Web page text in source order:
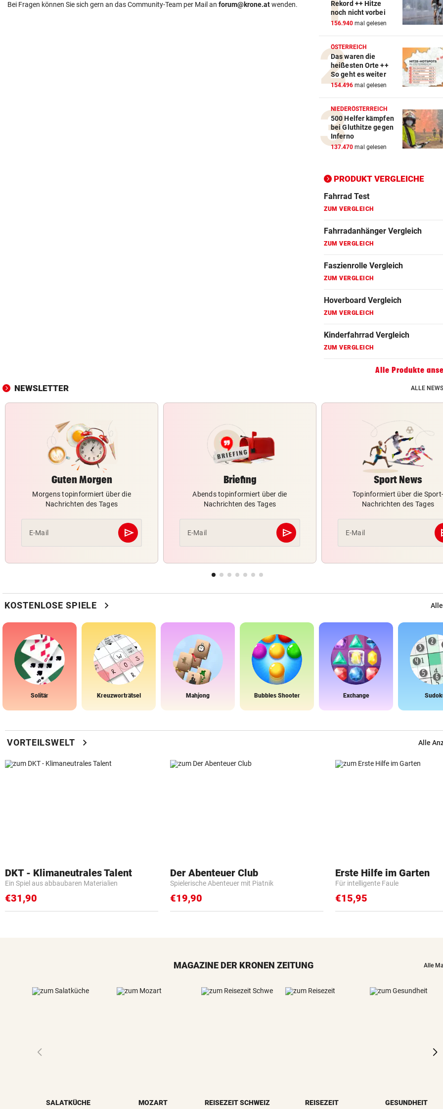
Bei Fragen können Sie sich gern an das Community-Team per Mail an forum@krone.atwenden.
Rekord ++ Hitze
noch nicht vorbei
156.940 mal gelesen
ÖSTERREICH
Das waren die
heißesten Orte ++
So geht es weiter
154.496 mal gelesen
NIEDERÖSTERREICH
500 Helfer kämpfen
bei Gluthitze gegen
Inferno
137.470 mal gelesen
PRODUKT VERGLEICHE
Action-Cam Vergleich
ZUM VERGLEICH
Crosstrainer Vergleich
ZUM VERGLEICH
ZUM VERGLEICH
Elektro-Scooter Vergleich
ZUM VERGLEICH
ZUM VERGLEICH
Fahrrad Test
ZUM VERGLEICH
Fahrradanhänger Vergleich
ZUM VERGLEICH
Faszienrolle Vergleich
ZUM VERGLEICH
Hoverboard Vergleich
ZUM VERGLEICH
Kinderfahrrad Vergleich
ZUM VERGLEICH
Alle Produkte
NEWSLETTER ALLE
Guten Morgen
Morgens topinformiert über die
Nachrichten des Tages
E-Mail send
Abschicken
Briefing
Abends topinformiert über die
Nachrichten des Tages
E-Mail send
Abschicken
Sport News
Topinformiert über die Sport-
Nachrichten des Tages
E-Mail
KOSTENLOSE SPIELE chevron_right
Solitär Kreuzworträtsel Mahjong Bubbles Shooter Exchange
VORTEILSWELT chevron_right Alle
DKT - Klimaneutrales Talent
Ein Spiel aus abbaubaren Materialien
€31,90
Der Abenteuer Club
Spielerische Abenteuer mit Piatnik
€19,90
Erste Hilfe im Garten
Für intelligente Faule
€15,95
MAGAZINE DER KRONEN ZEITUNG Alle
SALATKÜCHE MOZART REISEZEIT SCHWEIZ REISEZEIT GESUNDHEIT